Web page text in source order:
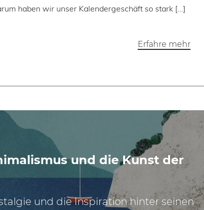
haben wir unser Kalendergeschäft so stark […]
Erfahre mehr
und die Kunst der
und die Inspiration hinter seinen